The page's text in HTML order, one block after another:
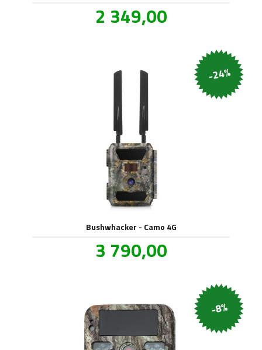
Tilbud
2 349,00mva.
Bushwhacker - Camo 4G
Tilbud
3 790,00
-24%
mva.
-8%